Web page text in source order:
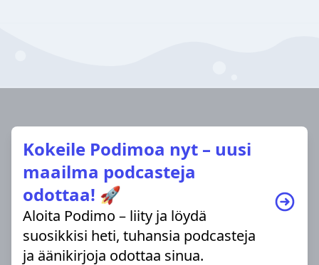
Kokeile Podimoa nyt – uusi
maailma podcasteja
odottaa! 🚀
Aloita Podimo – liity ja löydä
suosikkisi heti, tuhansia podcasteja
ja äänikirjoja odottaa sinua.